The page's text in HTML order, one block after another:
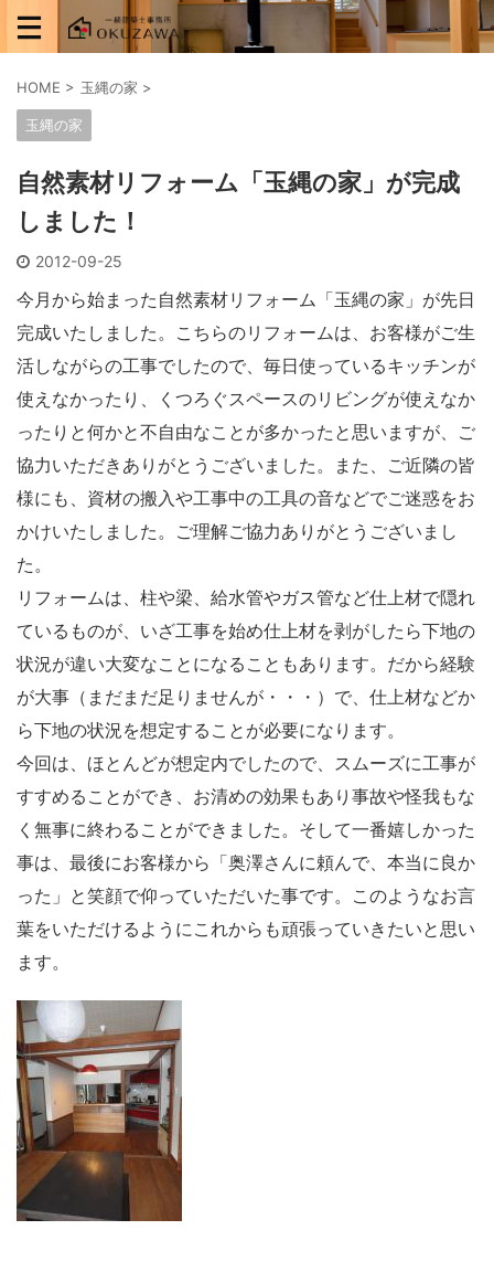
HOME > 玉縄の家 >
玉縄の家
自然素材リフォーム「玉縄の家」が完成
しました！
2012-09-25
今月から始まった自然素材リフォーム「玉縄の家」が先日
完成いたしました。こちらのリフォームは、お客様がご生
活しながらの工事でしたので、毎日使っているキッチンが
使えなかったり、くつろぐスペースのリビングが使えなか
ったりと何かと不自由なことが多かったと思いますが、ご
協力いただきありがとうございました。また、ご近隣の皆
様にも、資材の搬入や工事中の工具の音などでご迷惑をお
かけいたしました。ご理解ご協力ありがとうございまし
た。
リフォームは、柱や梁、給水管やガス管など仕上材で隠れ
ているものが、いざ工事を始め仕上材を剥がしたら下地の
状況が違い大変なことになることもあります。だから経験
が大事（まだまだ足りませんが・・・）で、仕上材などか
ら下地の状況を想定することが必要になります。
今回は、ほとんどが想定内でしたので、スムーズに工事が
すすめることができ、お清めの効果もあり事故や怪我もな
く無事に終わることができました。そして一番嬉しかった
事は、最後にお客様から「奥澤さんに頼んで、本当に良か
った」と笑顔で仰っていただいた事です。このようなお言
葉をいただけるようにこれからも頑張っていきたいと思い
ます。